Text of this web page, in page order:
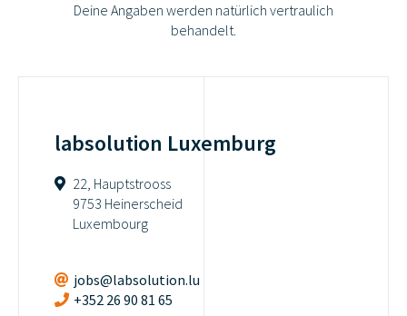
Deine Angaben werden natürlich vertraulich
behandelt.
labsolution Luxemburg
22, Hauptstrooss
9753 Heinerscheid
Luxembourg
jobs@labsolution.lu
+352 26 90 81 65